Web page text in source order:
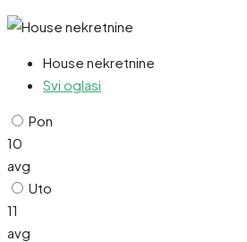
House nekretnine
Svi oglasi
Pon
10
avg
Uto
11
avg